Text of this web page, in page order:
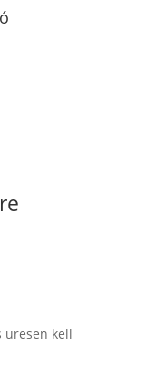
üresen kell